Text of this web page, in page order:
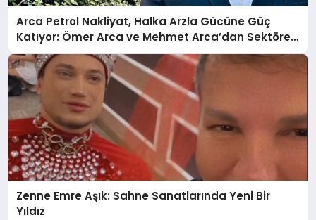
Arca Petrol Nakliyat, Halka Arzla Gücüne Güç
Katıyor: Ömer Arca ve Mehmet Arca’dan Sektöre
Güçlü Yatırım
Zenne Emre Aşık: Sahne Sanatlarında Yeni Bir
Yıldız